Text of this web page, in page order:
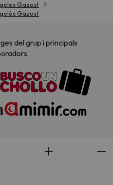
Gazost
Gazost
del grup i principals